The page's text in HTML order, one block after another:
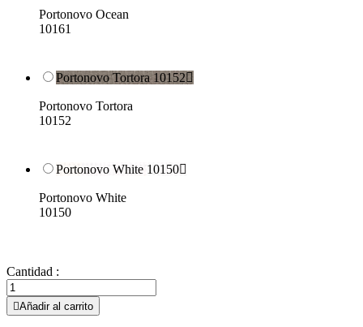
Portonovo Ocean
10161
Portonovo Tortora 10152
Portonovo Tortora
10152
Portonovo White 10150
Portonovo White
10150
Cantidad :
Añadir al carrito